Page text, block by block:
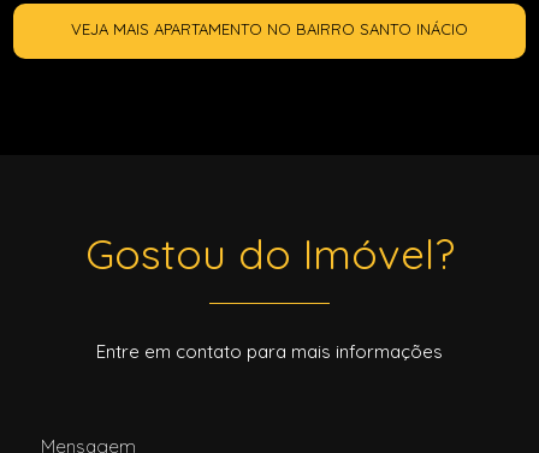
VEJA MAIS APARTAMENTO NO BAIRRO SANTO INÁCIO
Gostou do Imóvel?
Entre em contato para mais informações
Mensagem